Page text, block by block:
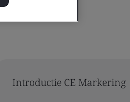
Introductie CE Markering